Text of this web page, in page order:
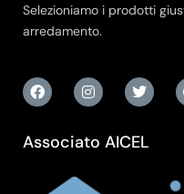
Selezioniamo i prodotti
arredamento.
Associato AICEL